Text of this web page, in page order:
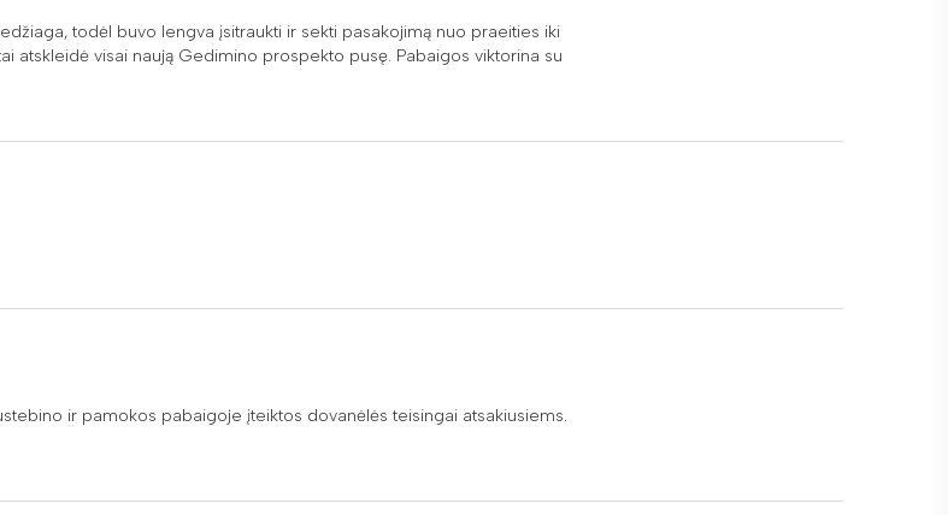
todėl buvo lengva įsitraukti ir sekti pasakojimą nuo praeities iki
atskleidė visai naują Gedimino prospekto pusę. Pabaigos viktorina su
ir pamokos pabaigoje įteiktos dovanėlės teisingai atsakiusiems.